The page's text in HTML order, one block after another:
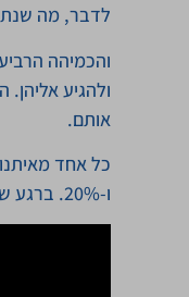
לדבר, מה
והכמיהה
ולהגיע
אותם.
ו-20%. ברגע שמבינים מאיזה צופן פועל האדם שמולנו, הכול משתנה.